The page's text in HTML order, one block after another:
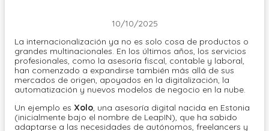
10/10/2025
La internacionalización ya no es solo cosa de productos o
grandes multinacionales. En los últimos años, los servicios
profesionales, como la asesoría fiscal, contable y laboral,
han comenzado a expandirse también más allá de sus
mercados de origen, apoyados en la digitalización, la
automatización y nuevos modelos de negocio en la nube.
Un ejemplo es Xolo, una asesoría digital nacida en Estonia
(inicialmente bajo el nombre de LeapIN), que ha sabido
adaptarse a las necesidades de autónomos, freelancers y